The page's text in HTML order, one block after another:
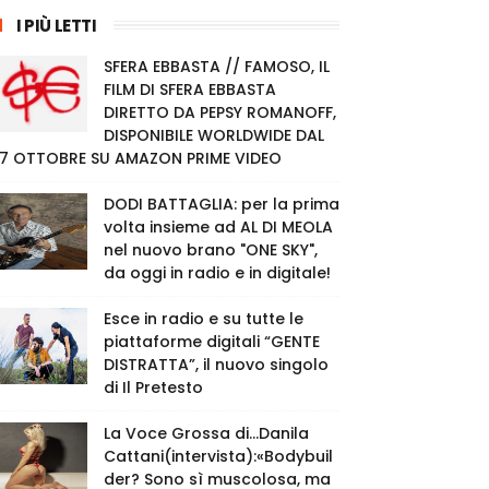
I PIÙ LETTI
SFERA EBBASTA // FAMOSO, IL
FILM DI SFERA EBBASTA
DIRETTO DA PEPSY ROMANOFF,
DISPONIBILE WORLDWIDE DAL
OTTOBRE SU AMAZON PRIME VIDEO
DODI BATTAGLIA: per la prima
volta insieme ad AL DI MEOLA
nel nuovo brano "ONE SKY",
da oggi in radio e in digitale!
Esce in radio e su tutte le
piattaforme digitali “GENTE
DISTRATTA”, il nuovo singolo
di Il Pretesto
La Voce Grossa di…Danila
Cattani(intervista):«Bodybuil
der? Sono sì muscolosa, ma